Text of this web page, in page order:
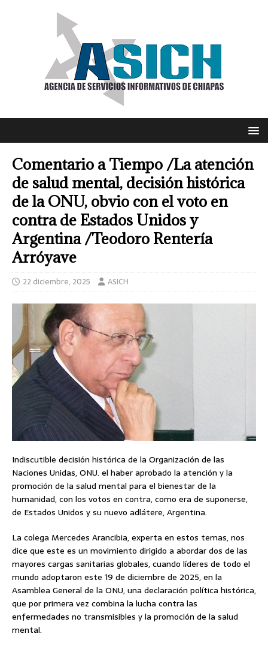
Comentario a Tiempo /La atención
de salud mental, decisión histórica
de la ONU, obvio con el voto en
contra de Estados Unidos y
Argentina /Teodoro Rentería
Arróyave
22 diciembre, 2025 ASICH
Indiscutible decisión histórica de la Organización de las
Naciones Unidas, ONU. el haber aprobado la atención y la
promoción de la salud mental para el bienestar de la
humanidad, con los votos en contra, como era de suponerse,
de Estados Unidos y su nuevo adlátere, Argentina.
La colega Mercedes Arancibia, experta en estos temas, nos
dice que este es un movimiento dirigido a abordar dos de las
mayores cargas sanitarias globales, cuando líderes de todo el
mundo adoptaron este 19 de diciembre de 2025, en la
Asamblea General de la ONU, una declaración política histórica,
que por primera vez combina la lucha contra las
enfermedades no transmisibles y la promoción de la salud
mental.